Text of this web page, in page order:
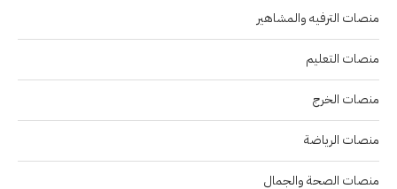
منصات الترفيه والمشاهير
منصات التعليم
منصات الخرج
منصات الرياضة
منصات الصحة والجمال